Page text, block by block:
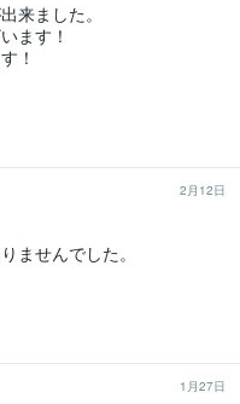
来ました。
ます！
！
2月12日
ませんでした。
1月27日